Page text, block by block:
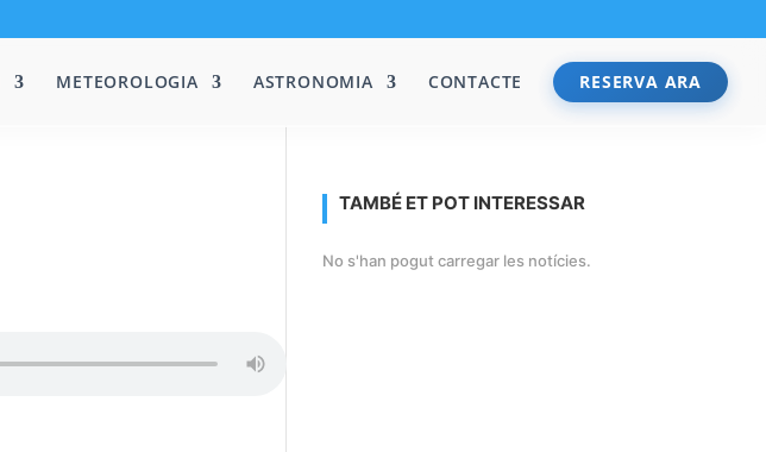
METEOROLOGIA ASTRONOMIA CONTACTE RESERVA ARA
TAMBÉ ET POT INTERESSAR
No s'han pogut carregar les notícies.